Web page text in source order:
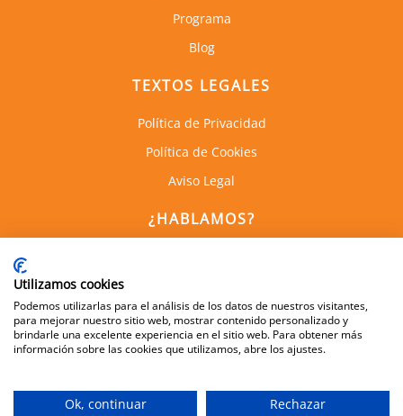
Programa
Blog
TEXTOS LEGALES
Política de Privacidad
Política de Cookies
Aviso Legal
¿HABLAMOS?
600 505 083
Aviso Legal |Política de Protección de Datos |Política de Cookies
Utilizamos cookies
Podemos utilizarlas para el análisis de los datos de nuestros visitantes,
para mejorar nuestro sitio web, mostrar contenido personalizado y
brindarle una excelente experiencia en el sitio web. Para obtener más
información sobre las cookies que utilizamos, abre los ajustes.
Ok, continuar Rechazar